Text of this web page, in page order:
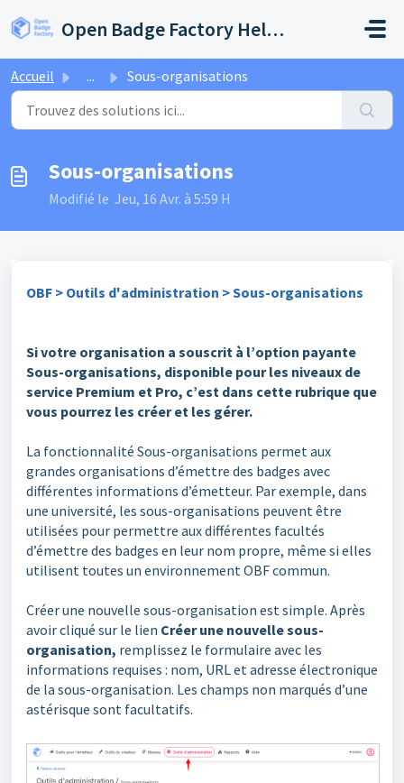
Open Badge Factory Help Center
Accueil ... Sous-organisations
Sous-organisations
Modifié le Jeu, 16 Avr. à 5:59 H
OBF > Outils d'administration > Sous-organisations
Si votre organisation a souscrit à l’option payante
Sous-organisations, disponible pour les niveaux de
service Premium et Pro, c’est dans cette rubrique que
vous pourrez les créer et les gérer.
La fonctionnalité Sous-organisations permet aux
grandes organisations d’émettre des badges avec
différentes informations d’émetteur. Par exemple, dans
une université, les sous-organisations peuvent être
utilisées pour permettre aux différentes facultés
d’émettre des badges en leur nom propre, même si elles
utilisent toutes un environnement OBF commun.
Créer une nouvelle sous-organisation est simple. Après
avoir cliqué sur le lien Créer une nouvelle sous-
organisation, remplissez le formulaire avec les
informations requises : nom, URL et adresse électronique
de la sous-organisation. Les champs non marqués d’une
astérisque sont facultatifs.